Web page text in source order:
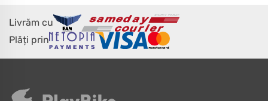
Livrăm cu
Plăți prin